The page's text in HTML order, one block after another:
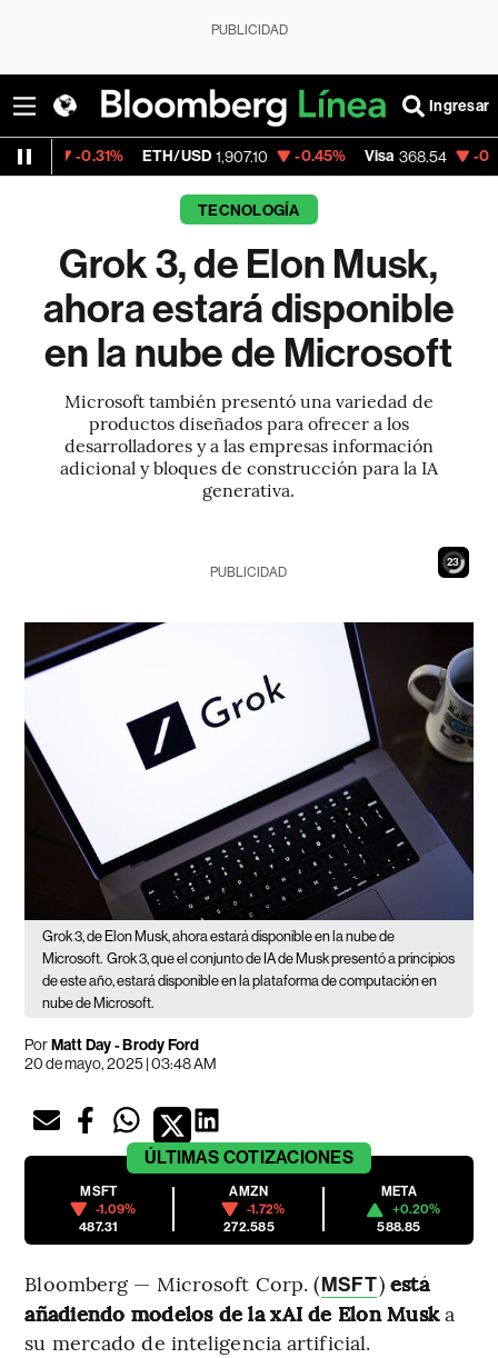
PUBLICIDAD
Ingresar
ETH/USD 1,907.10 -0.45% Visa 368.54 -0.28%
TECNOLOGÍA
Grok 3, de Elon Musk,
ahora estará disponible
en la nube de Microsoft
Microsoft también presentó una variedad de
productos diseñados para ofrecer a los
desarrolladores y a las empresas información
adicional y bloques de construcción para la IA
generativa.
22
PUBLICIDAD
Grok 3, de Elon Musk, ahora estará disponible en la nube de
Microsoft. Grok 3, que el conjunto de IA de Musk presentó a principios
de este año, estará disponible en la plataforma de computación en
nube de Microsoft.
PorMatt Day - Brody Ford
20 de mayo, 2025 | 03:48 AM
ÚLTIMAS COTIZACIONES
MSFT
-1.09%
487.31
AMZN
-1.72%
272.585
META
+0.20%
588.85
Bloomberg — Microsoft Corp. (MSFT) está
añadiendo modelos de la xAI de Elon Muska
su mercado de inteligencia artificial.